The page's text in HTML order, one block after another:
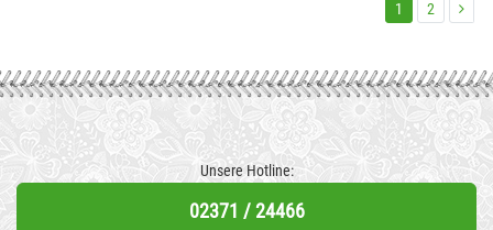
1 2
Unsere Hotline:
02371 / 24466